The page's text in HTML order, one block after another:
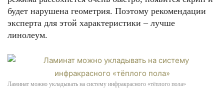
будет нарушена геометрия. Поэтому рекомендации
эксперта для этой характеристики – лучше
линолеум.
Ламинат можно укладывать на систему инфракрасного «тёплого пола»